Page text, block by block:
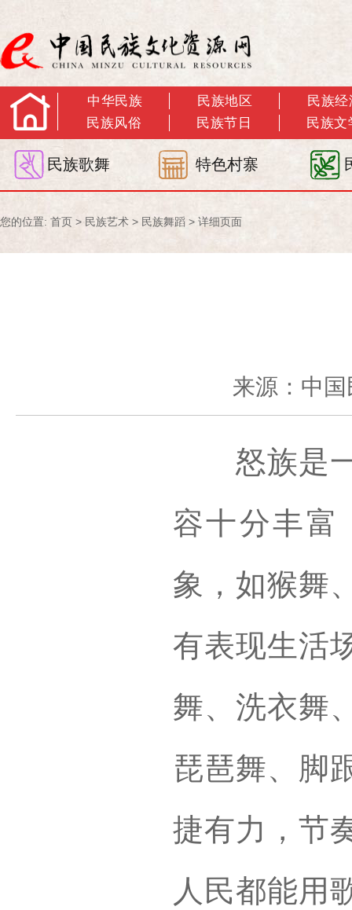
中华民族 民族地区
民族经
民族风俗
民族节日 民族文
民族歌舞 特色村寨
您的位置: 首页 > 民族艺术 > 民族舞蹈 > 详细页面
来源：中
怒族是一
容十分丰富
象，如猴舞
有表现生活
舞、洗衣舞
琵琶舞、脚
捷有力，节
人民都能用